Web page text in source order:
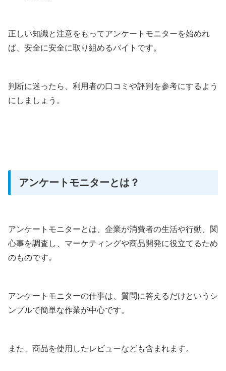
正しい知識と注意をもってアンケートモニターを始めれ
ば、安全に安全に取り組めるバイトです。
判断に迷ったら、利用者の口コミや評判を参考にするよう
にしましょう。
アンケートモニターとは？
アンケートモニターとは、企業が消費者の生活や行動、関
心事を調査し、マーケティングや商品開発に役立てるため
のものです。
アンケートモニターの仕事は、質問に答えるだけというシ
ンプルで簡単な作業が中心です。
また、商品を使用したレビューなども含まれます。